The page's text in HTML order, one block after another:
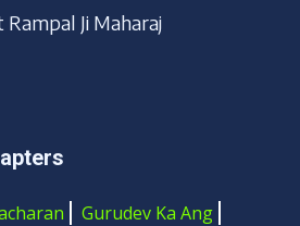
Ji Maharaj
Gurudev Ka Ang